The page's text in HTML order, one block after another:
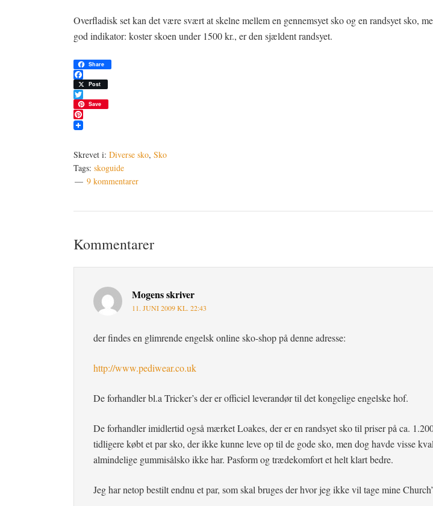
Overfladisk set kan det være svært at skelne mellem en gennemsyet sko og en randsyet sko,
god indikator: koster skoen under 1500 kr., er den sjældent randsyet.
Share
Facebook
Post
Twitter
Save
Pinterest
Skrevet i: Diverse sko, Sko
Tags: skoguide
9 kommentarer
Kommentarer
Mogensskriver
11. JUNI 2009 KL. 22:43
der findes en glimrende engelsk online sko-shop på denne adresse:
http://www.pediwear.co.uk
De forhandler bl.a Tricker’s der er officiel leverandør til det kongelige engelske hof.
De forhandler imidlertid også mærket Loakes, der er en randsyet sko til priser på ca.
tidligere købt et par sko, der ikke kunne leve op til de gode sko, men dog havde visse
almindelige gummisålsko ikke har. Pasform og trædekomfort et helt klart bedre.
Jeg har netop bestilt endnu et par, som skal bruges der hvor jeg ikke vil tage mine